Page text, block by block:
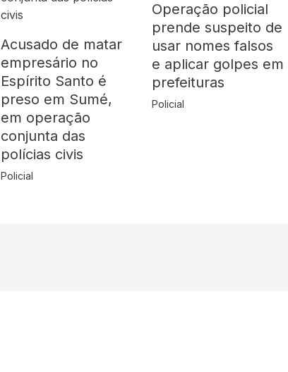
Acusado de matar
empresário no
Espírito Santo é
preso em Sumé,
em operação
conjunta das
polícias civis
Policial
Operação policial
prende suspeito de
usar nomes falsos
e aplicar golpes em
prefeituras
Policial